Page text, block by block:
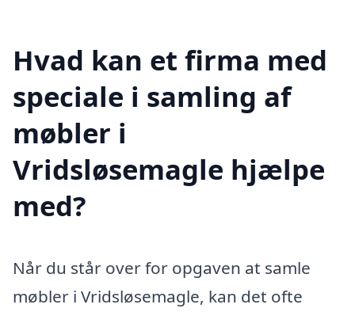
Hvad kan et firma med
speciale i samling af
møbler i
Vridsløsemagle hjælpe
med?
Når du står over for opgaven at samle
møbler i Vridsløsemagle, kan det ofte